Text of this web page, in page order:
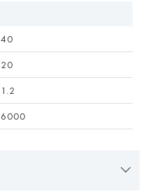
40
20
1.2
6000